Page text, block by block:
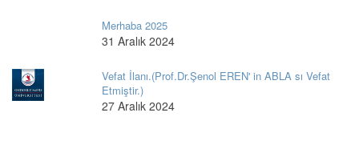
Merhaba 2025
31 Aralık 2024
Vefat İlanı.(Prof.Dr.Şenol EREN' in ABLA sı Vefat
Etmiştir.)
27 Aralık 2024